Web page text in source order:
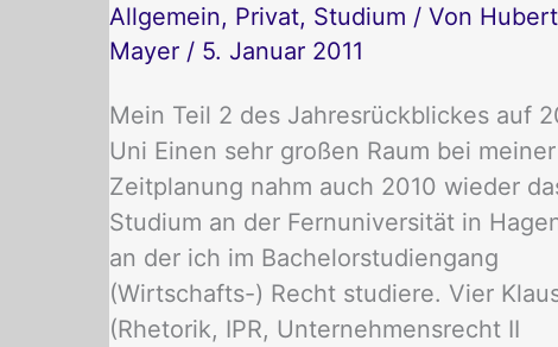
Allgemein, Privat, Studium / Von Hubert
Mayer / 5. Januar 2011
Mein Teil 2 des Jahresrückblickes auf
Uni Einen sehr großen Raum bei meiner
Zeitplanung nahm auch 2010 wieder
Studium an der Fernuniversität in
an der ich im Bachelorstudiengang
(Wirtschafts-) Recht studiere. Vier
(Rhetorik, IPR, Unternehmensrecht II
2:
Uni,
das
Leben